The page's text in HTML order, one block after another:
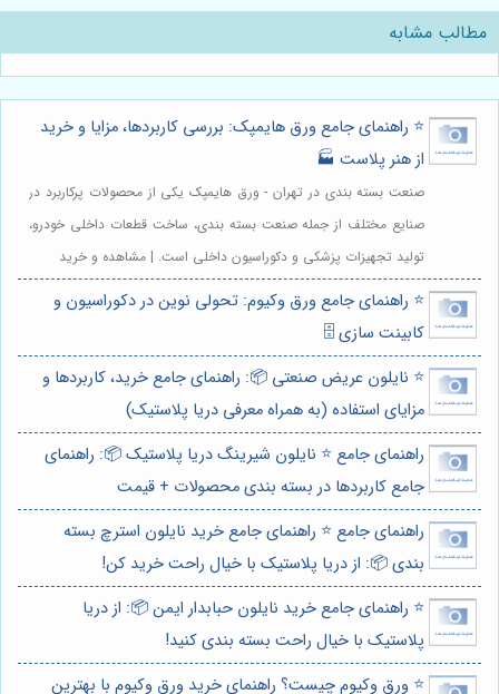
مطالب مشابه
⭐️ راهنمای جامع ورق هایمپک: بررسی کاربردها، مزایا و خرید
از هنر پلاست 🏭
صنعت بسته بندی در تهران - ورق هایمپک یکی از محصولات پرکاربرد در
صنایع مختلف از جمله صنعت بسته بندی، ساخت قطعات داخلی خودرو،
تولید تجهیزات پزشکی و دکوراسیون داخلی است. | مشاهده و خرید
⭐️ راهنمای جامع ورق وکیوم: تحولی نوین در دکوراسیون و
کابینت سازی 🗄️
⭐️ نایلون عریض صنعتی 📦: راهنمای جامع خرید، کاربردها و
مزایای استفاده (به همراه معرفی دریا پلاستیک)
راهنمای جامع ⭐️ نایلون شیرینگ دریا پلاستیک 📦: راهنمای
جامع کاربردها در بسته بندی محصولات + قیمت
راهنمای جامع ⭐️ راهنمای جامع خرید نایلون استرچ بسته
بندی 📦: از دریا پلاستیک با خیال راحت خرید کن!
⭐️ راهنمای جامع خرید نایلون حبابدار ایمن 📦: از دریا
پلاستیک با خیال راحت بسته بندی کنید!
⭐️ ورق وکیوم چیست؟ راهنمای خرید ورق وکیوم با بهترین